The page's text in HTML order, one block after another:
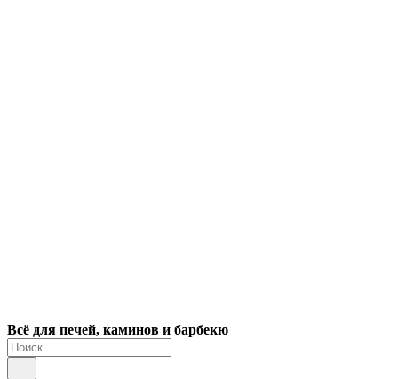
Всё для печей, каминов и барбекю